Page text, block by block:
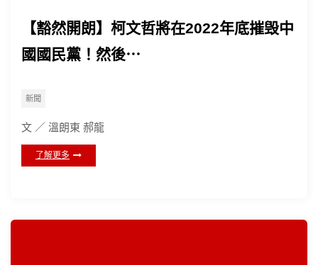
【豁然開朗】柯文哲將在2022年底摧毁中
國國民黨！然後⋯
新聞
文 ／ 溫朗東 郝龍
了解更多